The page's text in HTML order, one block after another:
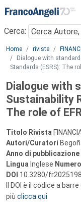
Menu
Cerca:
Main content
Home riviste
Dialogue with
Standards (ESRS): The
Dialogue with
Sustainability
The role of
Titolo Rivista
Autori/Curatori
Anno di pubblicazione
Lingua Inglese
DOI 10.3280/
Il DOI è il codice a
più clicca qui